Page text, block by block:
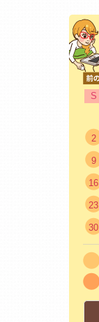
S
2
9
16
23
30